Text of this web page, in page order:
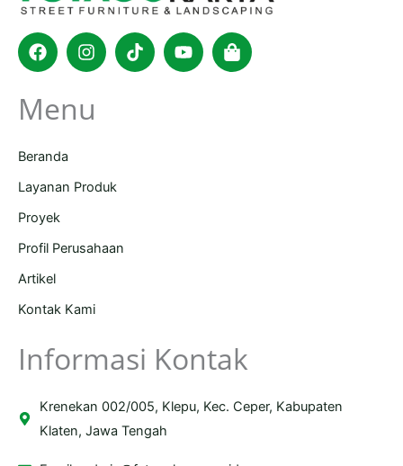
FacebookInstagram
TiktokYoutubeShopping-
bag
Menu
Beranda
Layanan Produk
Proyek
Profil Perusahaan
Artikel
Kontak Kami
Informasi Kontak
Krenekan 002/005, Klepu, Kec. Ceper, Kabupaten
Klaten, Jawa Tengah